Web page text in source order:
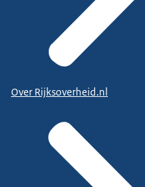
Over Rijksoverheid.nl